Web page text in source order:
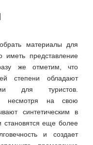
материалы для
иметь представление
же отметим, что
степени обладают
для туристов.
несмотря на свою
синтетическим в
становятся еще более
и создает